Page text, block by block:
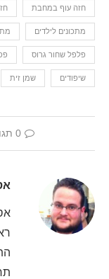
חזה עוף במחבת
מתכונים לילדים
פלפל שחור גרוס
שיפודים שמן זית
0 תגובות